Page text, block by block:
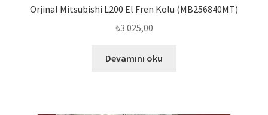
Orjinal Mitsubishi L200 El Fren Kolu (MB256840MT)
₺3.025,00
Devamını oku